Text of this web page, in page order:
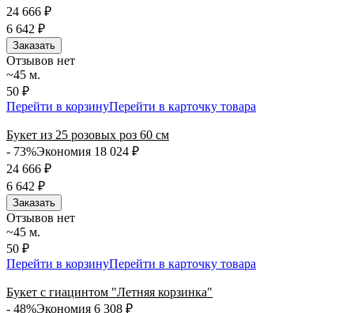
24 666 ₽
6 642 ₽
Заказать
Отзывов нет
~45 м.
50 ₽
Перейти в корзинуПерейти в карточку товара
Букет из 25 розовых роз 60 см
- 73%Экономия 18 024 ₽
24 666 ₽
6 642 ₽
Заказать
Отзывов нет
~45 м.
50 ₽
Перейти в корзинуПерейти в карточку товара
Букет с гиацинтом "Летняя корзинка"
- 48%Экономия 6 308 ₽